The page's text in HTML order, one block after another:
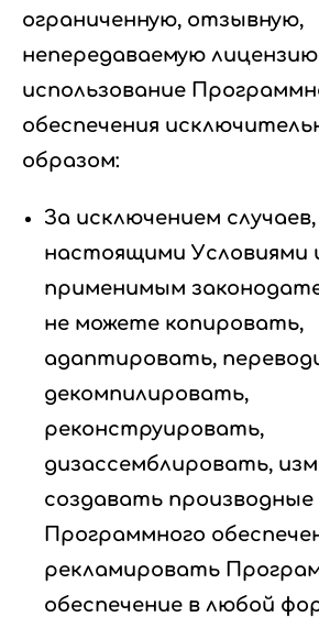
ограниченную, отзывную,
непередаваемую
использование
обеспечения
образом:
За исключением
настоящими Условиями
применимым
не можете копировать,
адаптировать,
декомпилировать,
реконструировать,
дизассемблировать,
создавать
Программного
рекламировать
обеспечение в любой